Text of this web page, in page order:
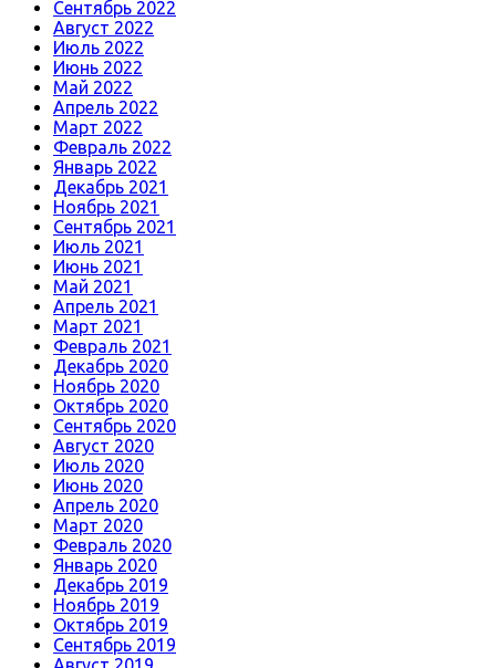
Сентябрь 2022
Август 2022
Июль 2022
Июнь 2022
Май 2022
Апрель 2022
Март 2022
Февраль 2022
Январь 2022
Декабрь 2021
Ноябрь 2021
Сентябрь 2021
Июль 2021
Июнь 2021
Май 2021
Апрель 2021
Март 2021
Февраль 2021
Декабрь 2020
Ноябрь 2020
Октябрь 2020
Сентябрь 2020
Август 2020
Июль 2020
Июнь 2020
Апрель 2020
Март 2020
Февраль 2020
Январь 2020
Декабрь 2019
Ноябрь 2019
Октябрь 2019
Сентябрь 2019